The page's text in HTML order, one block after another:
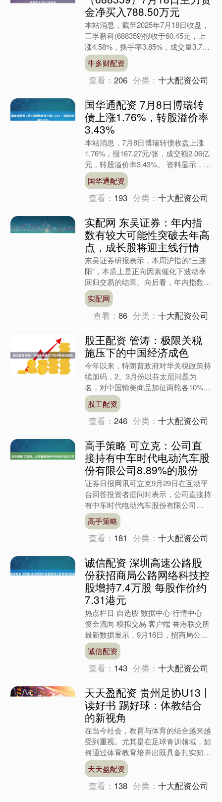
金净买入788.50万元
本站消息，截至2025年7月18日收盘，
三孚新科(688359)报收于60.45元，上
涨4.58%，换手率3.85%，成交量3.76
万手，成交额2.25亿元。 ....
牛多财配资
查看：206 分类：十大配资公司
国华通配资 7月8日博瑞转
债上涨1.76%，转股溢价率
3.43%
本站消息，7月8日博瑞转债收盘上涨
1.76%，报167.27元/张，成交额2.06亿
元，转股溢价率3.43%。 资料显示，博
瑞转债信用级别为“AA-”，债券期限....
国华通配资
查看： 193 分类：十大配资公司
实配网 东吴证券：年内指
数有较大可能性突破去年高
点，成长股将迎主线行情
东吴证券研报表示，本周沪指的“三连
阳”，本质上是正向因素催化下波动率
回归交易的结果。向后看，年内指数有
较大可能性突破去年高点。中长期而
言，更重要的是判断风格。配....
实配网
查看：86 分类：十大配资公司
股王配资 管涛：极限关税
施压下的中国经济成色
今年以来，特朗普政府对华关税政策持
续加码，2、3月份以芬太尼问题为
名，对中国输美商品加征两轮各10%的
关税政策落地之后，4月份又以对等关
税为名对中国输美商品进一....
股王配资
查看：246 分类：十大配资公司
高手策略 可立克：公司直
接持有中车时代电动汽车股
份有限公司8.89%的股份
证券日报网讯可立克9月29日在互动平
台回答投资者提问时表示，公司直接持
有中车时代电动汽车股份有限公司
8.89%的股份。 （文章来源：证券日
报） 海量资讯、精准解....
高手策略
查看： 181 分类：十大配资公司
诚信配资 深圳高速公路股
份获招商局公路网络科技控
股增持7.4万股 每股作价约
7.31港元
热点栏目 自选股 数据中心 行情中心
资金流向 模拟交易 客户端 香港联交所
最新数据显示，9月16日，招商局公路
网络科技控股股份有限公司增持深圳高
速公路股份（0....
诚信配资
查看： 143 分类：十大配资公司
天天盈配资 贵州足协U13丨
读好书 踢好球：体教结合
的新视角
在当今社会，教育与体育的结合越来越
受到重视。尤其是在足球青训领域，如
何通过体育教育培养出既具备扎实知识
又有强健体魄的人才，成为了一个重要
的课题。贵州足协U13的....
天天盈配资
查看： 138 分类：十大配资公司